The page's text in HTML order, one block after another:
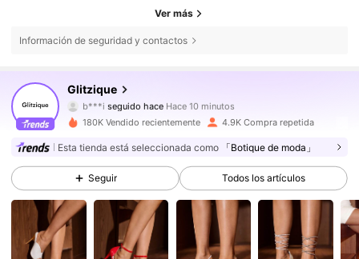
Ver más
Información de seguridad y contactos
Glitzique
b***iseguido hace
a***7 está navegando
4,62
17K Seguidores
4,62 17K Seguidores
17K Seguidores
180K Vendido recientemente 4.9K Compra repetida
Esta tienda está seleccionada como 「Botique de moda」
Seguir Todos los artículos